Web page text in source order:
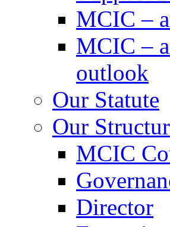
MCIC –
MCIC –
outlook
Our Statute
Our
MCIC
Director